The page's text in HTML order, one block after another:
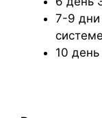
7-9 дни
10